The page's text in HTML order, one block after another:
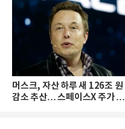
머스크, 자산 하루 새 126조 원
감소 추산… 스페이스X 주가 하